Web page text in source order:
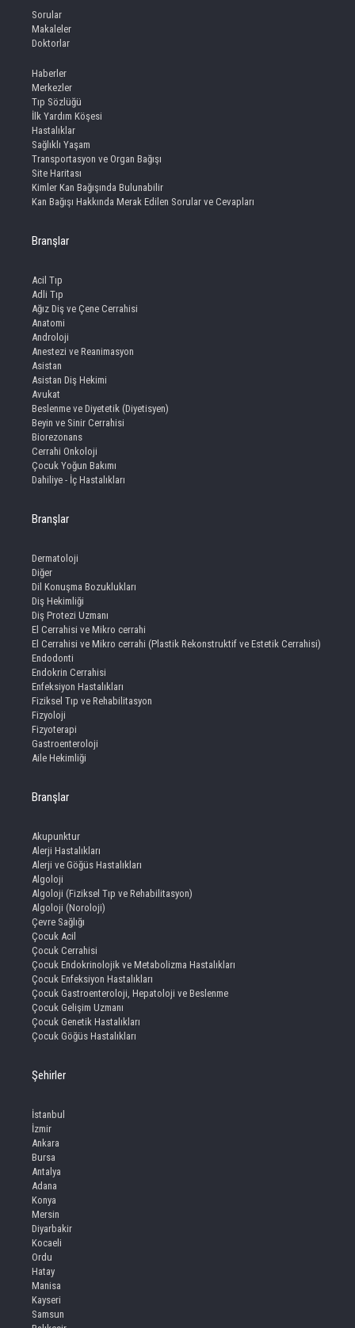
Sorular
Makaleler
Doktorlar
Haberler
Merkezler
Tıp Sözlüğü
İlk Yardım Köşesi
Hastalıklar
Sağlıklı Yaşam
Transportasyon ve Organ Bağışı
Site Haritası
Kimler Kan Bağışında Bulunabilir
Kan Bağışı Hakkında Merak Edilen Sorular ve Cevapları
Branşlar
Acil Tıp
Adli Tıp
Ağız Diş ve Çene Cerrahisi
Anatomi
Androloji
Anestezi ve Reanimasyon
Asistan
Asistan Diş Hekimi
Avukat
Beslenme ve Diyetetik (Diyetisyen)
Beyin ve Sinir Cerrahisi
Biorezonans
Cerrahi Onkoloji
Çocuk Yoğun Bakımı
Dahiliye - İç Hastalıkları
Branşlar
Dermatoloji
Diğer
Dil Konuşma Bozuklukları
Diş Hekimliği
Diş Protezi Uzmanı
El Cerrahisi ve Mikro cerrahi
El Cerrahisi ve Mikro cerrahi (Plastik Rekonstruktif ve Estetik Cerrahisi)
Endodonti
Endokrin Cerrahisi
Enfeksiyon Hastalıkları
Fiziksel Tıp ve Rehabilitasyon
Fizyoloji
Fizyoterapi
Gastroenteroloji
Aile Hekimliği
Branşlar
Akupunktur
Alerji Hastalıkları
Alerji ve Göğüs Hastalıkları
Algoloji
Algoloji (Fiziksel Tıp ve Rehabilitasyon)
Algoloji (Noroloji)
Çevre Sağlığı
Çocuk Acil
Çocuk Cerrahisi
Çocuk Endokrinolojik ve Metabolizma Hastalıkları
Çocuk Enfeksiyon Hastalıkları
Çocuk Gastroenteroloji, Hepatoloji ve Beslenme
Çocuk Gelişim Uzmanı
Çocuk Genetik Hastalıkları
Çocuk Göğüs Hastalıkları
Şehirler
İstanbul
İzmir
Ankara
Bursa
Antalya
Adana
Konya
Mersin
Diyarbakir
Kocaeli
Ordu
Hatay
Manisa
Kayseri
Samsun